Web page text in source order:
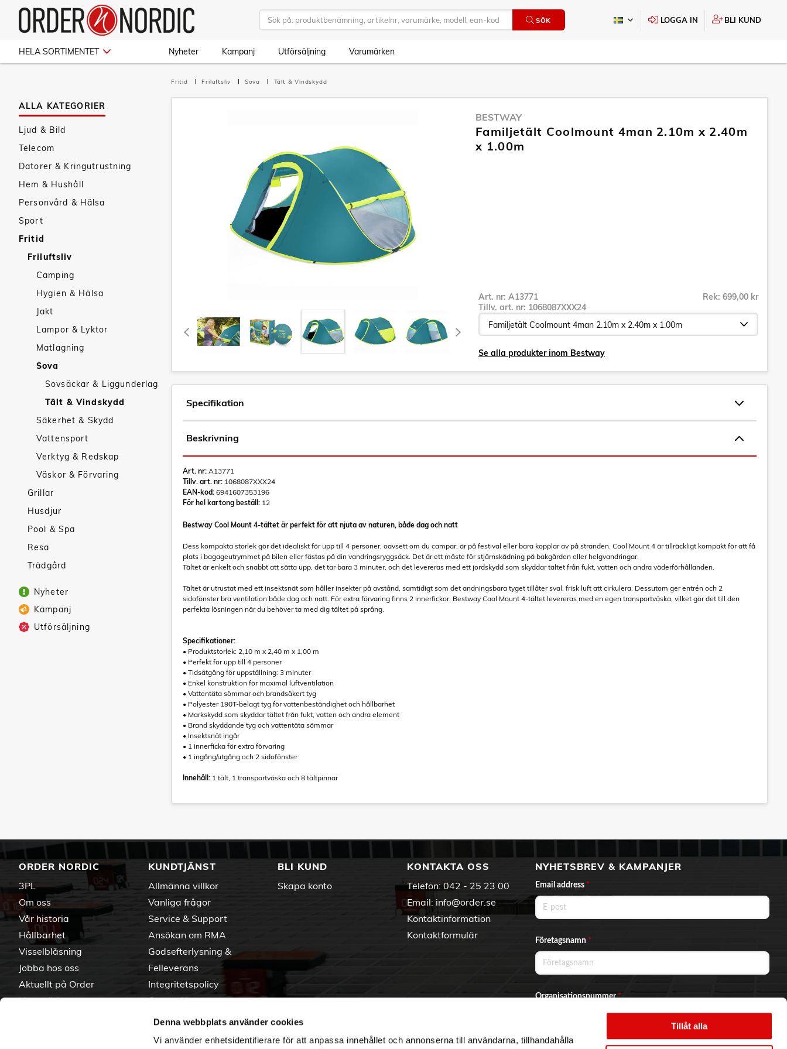
Denna webbplats använder cookies
Vi använder enhetsidentifierare för att anpassa innehållet och annonserna till användarna, tillhandahålla
Tillåt alla
SÖK LOGGA IN BLI KUND
HELA SORTIMENTET Nyheter Kampanj Utförsäljning Varumärken
ALLA KATEGORIER
Ljud & Bild
Telecom
Datorer & Kringutrustning
Hem & Hushåll
Personvård & Hälsa
Sport
Fritid
Friluftsliv
Camping
Hygien & Hälsa
Jakt
Lampor & Lyktor
Matlagning
Sova
Sovsäckar & Liggunderlag
Tält & Vindskydd
Säkerhet & Skydd
Vattensport
Verktyg & Redskap
Väskor & Förvaring
Grillar
Husdjur
Pool & Spa
Resa
Trädgård
Nyheter
Kampanj
Utförsäljning
Fritid Friluftsliv Sova Tält & Vindskydd
BESTWAY
Familjetält Coolmount 4man 2.10m x 2.40m
x 1.00m
Art. nr: A13771
Tillv. art. nr: 1068087XXX24
Rek: 699,00 kr
Se alla produkter inom Bestway
Specifikation
Beskrivning
Art. nr: A13771
Tillv. art. nr: 1068087XXX24
EAN-kod: 6941607353196
För hel kartong beställ: 12
Bestway Cool Mount 4-tältet är perfekt för att njuta av naturen, både dag och natt
Dess kompakta storlek gör det idealiskt för upp till 4 personer, oavsett om du campar, är på festival eller bara kopplar av på stranden. Cool Mount 4 är tillräckligt kompakt för att få
plats i bagageutrymmet på bilen eller fästas på din vandringsryggsäck. Det är ett måste för stjärnskådning på bakgården eller helgvandringar.
Tältet är enkelt och snabbt att sätta upp, det tar bara 3 minuter, och det levereras med ett jordskydd som skyddar tältet från fukt, vatten och andra väderförhållanden.
Tältet är utrustat med ett insektsnät som håller insekter på avstånd, samtidigt som det andningsbara tyget tillåter sval, frisk luft att cirkulera. Dessutom ger entrén och 2
sidofönster bra ventilation både dag och natt. För extra förvaring finns 2 innerfickor. Bestway Cool Mount 4-tältet levereras med en egen transportväska, vilket gör det till den
perfekta lösningen när du behöver ta med dig tältet på språng.
Specifikationer:
• Produktstorlek: 2,10 m x 2,40 m x 1,00 m
• Perfekt för upp till 4 personer
• Tidsåtgång för uppställning: 3 minuter
• Enkel konstruktion för maximal luftventilation
• Vattentäta sömmar och brandsäkert tyg
• Polyester 190T-belagt tyg för vattenbeständighet och hållbarhet
• Markskydd som skyddar tältet från fukt, vatten och andra element
• Brand skyddande tyg och vattentäta sömmar
• Insektsnät ingår
• 1 innerficka för extra förvaring
• 1 ingång/utgång och 2 sidofönster
Innehåll: 1 tält, 1 transportväska och 8 tältpinnar
ORDER NORDIC
3PL
Om oss
Vår historia
Hållbarhet
Visselblåsning
Jobba hos oss
Aktuellt på Order
Varumärken
KUNDTJÄNST
Allmänna villkor
Vanliga frågor
Service & Support
Ansökan om RMA
Godsefterlysning &
Felleverans
Integritetspolicy
Om cookies
BLI KUND
Skapa konto
KONTAKTA OSS
Telefon: 042 - 25 23 00
Email: info@order.se
Kontaktinformation
Kontaktformulär
NYHETSBREV & KAMPANJER
Email address *
Företagsnamn *
Organisationsnummer*